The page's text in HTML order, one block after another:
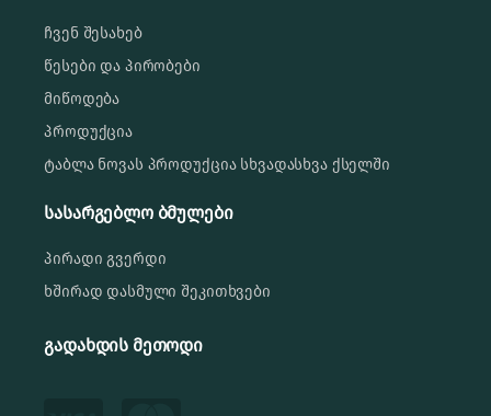
ჩვენ შესახებ
წესები და პირობები
მიწოდება
პროდუქცია
ტაბლა ნოვას პროდუქცია სხვადასხვა ქსელში
სასარგებლო ბმულები
პირადი გვერდი
ხშირად დასმული შეკითხვები
გადახდის მეთოდი